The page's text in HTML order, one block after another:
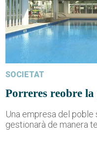
SOCIETAT
Porreres reobre
Una empresa del poble
gestionarà de manera